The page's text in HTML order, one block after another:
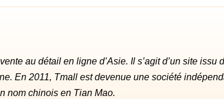
au détail en ligne d’Asie. Il s’agit d’un site issu
En 2011, Tmall est devenue une société
nom chinois en Tian Mao.